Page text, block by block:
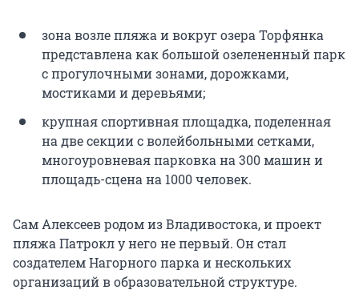
зона возле пляжа и вокруг озера Торфянка
представлена как большой озелененный парк
с прогулочными зонами, дорожками,
мостиками и деревьями;
крупная спортивная площадка, поделенная
на две секции с волейбольными сетками,
многоуровневая парковка на 300 машин и
площадь-сцена на 1000 человек.
Сам Алексеев родом из Владивостока, и проект
пляжа Патрокл у него не первый. Он стал
создателем Нагорного парка и нескольких
организаций в образовательной структуре.